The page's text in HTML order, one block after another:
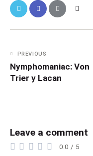
PREVIOUS
Nymphomaniac: Von
Trier y Lacan
Leave a comment
0.0 / 5